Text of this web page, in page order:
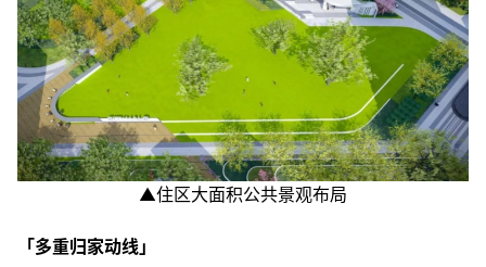
▲住区大面积公共景观布局
「多重归家动线」